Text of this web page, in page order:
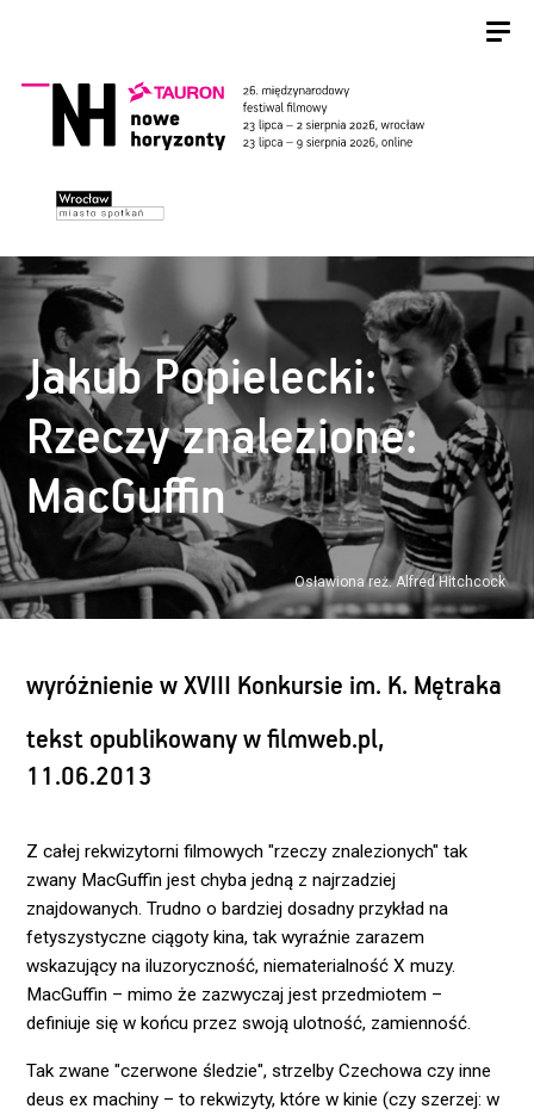
Osławiona reż. Alfred Hitchcock
Jakub Popielecki:
Rzeczy znalezione:
MacGuffin
wyróżnienie w XVIII Konkursie im. K. Mętraka
tekst opublikowany w filmweb.pl,
11.06.2013
Z całej rekwizytorni filmowych "rzeczy znalezionych" tak
zwany MacGuffin jest chyba jedną z najrzadziej
znajdowanych. Trudno o bardziej dosadny przykład na
fetyszystyczne ciągoty kina, tak wyraźnie zarazem
wskazujący na iluzoryczność, niematerialność X muzy.
MacGuffin – mimo że zazwyczaj jest przedmiotem –
definiuje się w końcu przez swoją ulotność, zamienność.
Tak zwane "czerwone śledzie", strzelby Czechowa czy inne
deus ex machiny – to rekwizyty, które w kinie (czy szerzej: w